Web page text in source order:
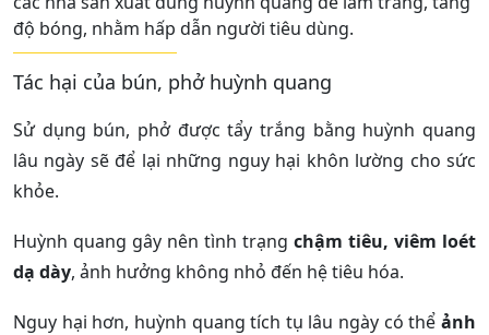
độ bóng, nhằm hấp dẫn người tiêu dùng.
Tác hại của bún, phở huỳnh quang
Sử dụng bún, phở được tẩy trắng bằng huỳnh quang
lâu ngày sẽ để lại những nguy hại khôn lường cho sức
khỏe.
Huỳnh quang gây nên tình trạng chậm tiêu, viêm loét
dạ dày, ảnh hưởng không nhỏ đến hệ tiêu hóa.
Nguy hại hơn, huỳnh quang tích tụ lâu ngày có thể ảnh